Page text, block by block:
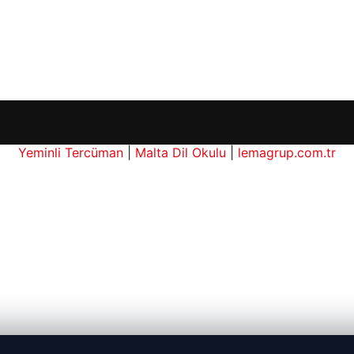
Yeminli Tercüman Malta Dil Okulu
lemagrup.com.tr